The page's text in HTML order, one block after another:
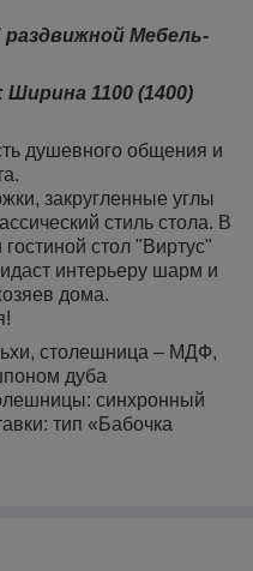
Мебель-
1100 (1400)
душевного общения и
закругленные углы
стиль стола. В
стол "Виртус"
интерьеру шарм и
дома.
столешница – МДФ,
дуба
синхронный
тип «Бабочка